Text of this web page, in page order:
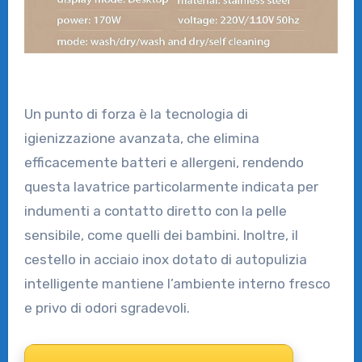
Un punto di forza è la tecnologia di
igienizzazione avanzata, che elimina
efficacemente batteri e allergeni, rendendo
questa lavatrice particolarmente indicata per
indumenti a contatto diretto con la pelle
sensibile, come quelli dei bambini. Inoltre, il
cestello in acciaio inox dotato di autopulizia
intelligente mantiene l’ambiente interno fresco
e privo di odori sgradevoli.